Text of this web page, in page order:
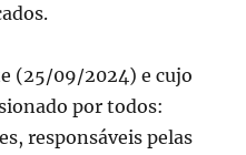
(25/09/2024) e cujo
por todos:
responsáveis pelas